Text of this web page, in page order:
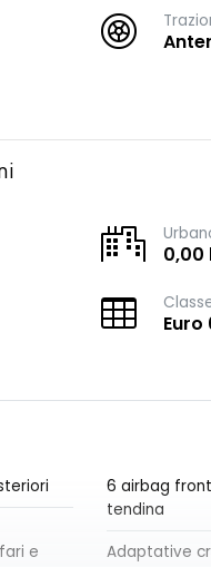
0,00
Euro
6 airbag
tendina
e
Adaptative